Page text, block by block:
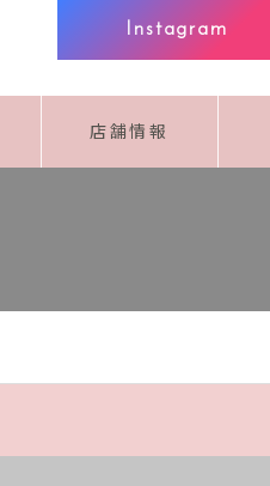
Instagram
店舗情報